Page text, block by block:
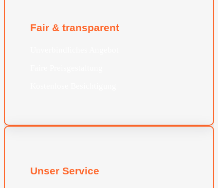
Fair & transparent
Unser Service